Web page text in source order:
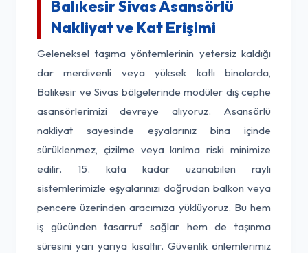
Balıkesir Sivas Asansörlü
Nakliyat ve Kat Erişimi
Geleneksel taşıma yöntemlerinin yetersiz kaldığı
dar merdivenli veya yüksek katlı binalarda,
Balıkesir ve Sivas bölgelerinde modüler dış cephe
asansörlerimizi devreye alıyoruz. Asansörlü
nakliyat sayesinde eşyalarınız bina içinde
sürüklenmez, çizilme veya kırılma riski minimize
edilir. 15. kata kadar uzanabilen raylı
sistemlerimizle eşyalarınızı doğrudan balkon veya
pencere üzerinden aracımıza yüklüyoruz. Bu hem
iş gücünden tasarruf sağlar hem de taşınma
süresini yarı yarıya kısaltır. Güvenlik önlemlerimiz